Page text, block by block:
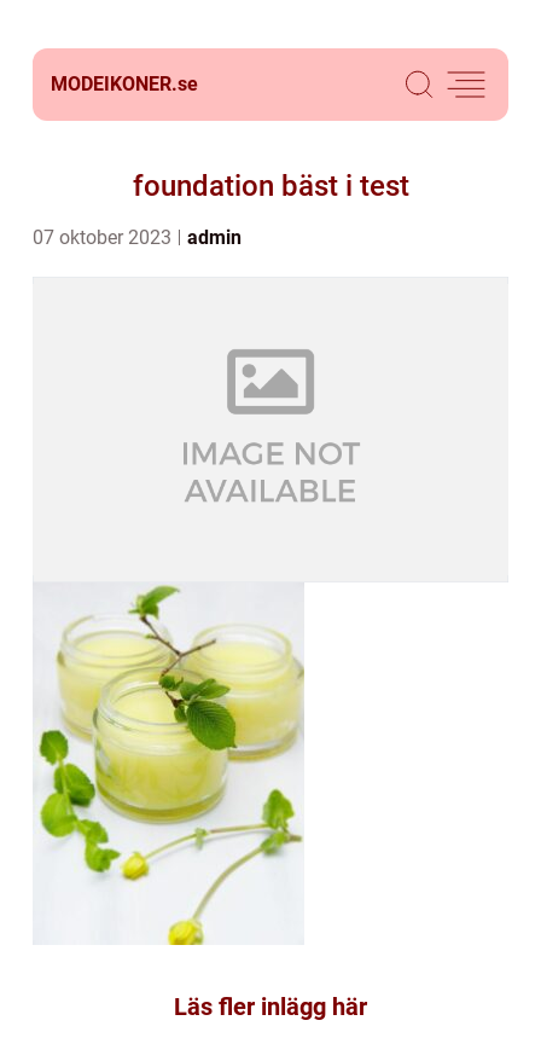
MODEIKONER.se
foundation bäst i test
07 oktober 2023 admin
Läs fler inlägg här